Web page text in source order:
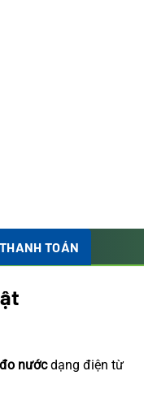
TOÁN
nướcdạng điện từ